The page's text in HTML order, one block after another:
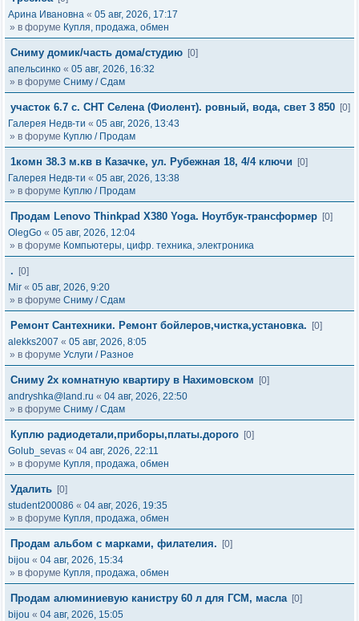
Арина Ивановна « 05 авг, 2026, 17:17
» в форуме Купля, продажа, обмен
Сниму домик/часть дома/студию [0]
апельсинко « 05 авг, 2026, 16:32
» в форуме Сниму / Сдам
участок 6.7 с. СНТ Селена (Фиолент). ровный, вода, свет 3 850 [0]
Галерея Недв-ти « 05 авг, 2026, 13:43
» в форуме Куплю / Продам
1комн 38.3 м.кв в Казачке, ул. Рубежная 18, 4/4 ключи
[0]
Галерея Недв-ти « 05 авг, 2026, 13:38
» в форуме Куплю / Продам
Продам Lenovo Thinkpad X380 Yoga. Ноутбук-трансформер [0]
OlegGo « 05 авг, 2026, 12:04
» в форуме Компьютеры, цифр. техника, электроника
.
[0]
Mir « 05 авг, 2026, 9:20
» в форуме Сниму / Сдам
Ремонт Сантехники. Ремонт бойлеров,чистка,установка.
[0]
alekks2007 « 05 авг, 2026, 8:05
» в форуме Услуги / Разное
Сниму 2х комнатную квартиру в Нахимовском
[0]
andryshka@land.ru « 04 авг, 2026, 22:50
» в форуме Сниму / Сдам
Куплю радиодетали,приборы,платы.дорого [0]
Golub_sevas « 04 авг, 2026, 22:11
» в форуме Купля, продажа, обмен
Удалить [0]
student200086 « 04 авг, 2026, 19:35
» в форуме Купля, продажа, обмен
Продам альбом с марками, филателия.
[0]
bijou « 04 авг, 2026, 15:34
» в форуме Купля, продажа, обмен
Продам алюминиевую канистру 60 л для ГСМ, масла [0]
bijou « 04 авг, 2026, 15:05